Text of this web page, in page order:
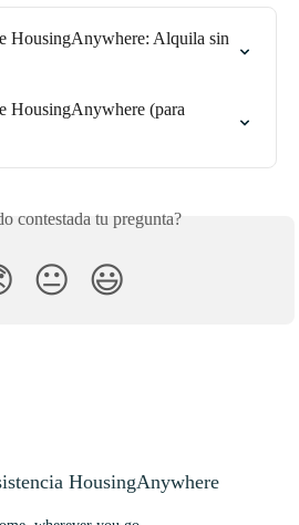
HousingAnywhere: Alquila sin
HousingAnywhere (para
contestada tu pregunta?
😐 😃